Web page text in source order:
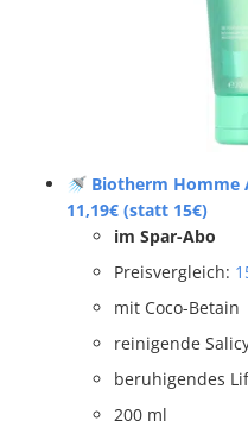
🚿 Biotherm Homme
11,19€ (statt 15€)
im Spar-Abo
Preisvergleich:
mit Coco-Betain
reinigende
beruhigendes
200 ml